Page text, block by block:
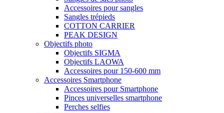
Accessoires pour sangles
Sangles trépieds
COTTON CARRIER
PEAK DESIGN
Objectifs photo
Objectifs SIGMA
Objectifs LAOWA
Accessoires pour 150-600 mm
Accessoires Smartphone
Accessoires pour Smartphone
Pinces universelles smartphone
Perches selfies